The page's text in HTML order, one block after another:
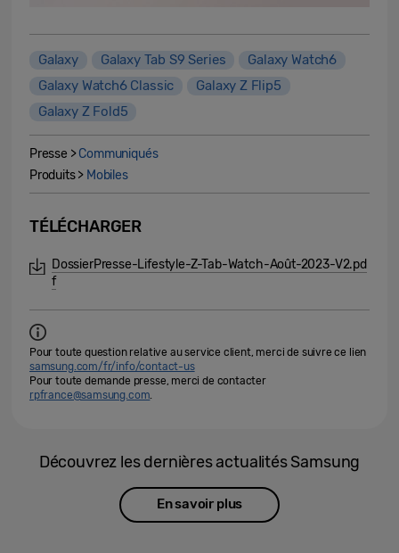
Galaxy Galaxy Tab S9 Series
Galaxy Watch6
Galaxy Watch6 Classic
Galaxy Z Flip5
Galaxy Z Fold5
Presse >Communiqués
Produits > Mobiles
TÉLÉCHARGER
DossierPresse-Lifestyle-Z-Tab-Watch-Août-2023-V2.pd
f
Pour toute question relative au service client, merci de suivre ce lien
samsung.com/fr/info/contact-us
Pour toute demande presse, merci de contacter
rpfrance@samsung.com
Découvrez les dernières actualités Samsung
En savoir plus